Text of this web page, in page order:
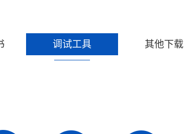
调试工具 其他下载